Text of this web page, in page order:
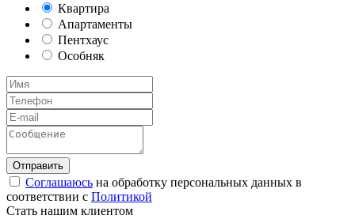
Квартира
Апартаменты
Пентхаус
Особняк
Соглашаюсь на обработку персональных данных в
соответствии с Политикой
Стать нашим клиентом